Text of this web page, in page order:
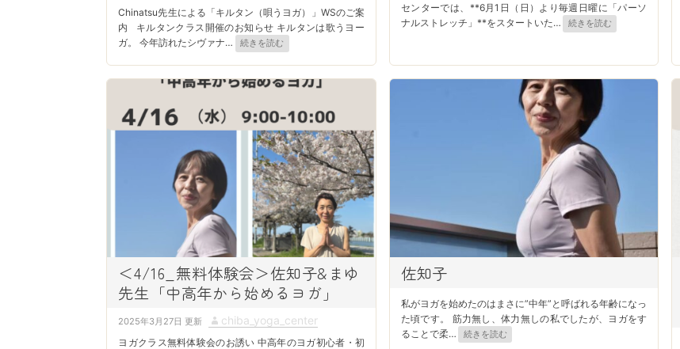
o
s
t
e
n
u
t
h
o
r
Chinatsu先生による「キルタン（唄うヨガ）」WSのご案
内 キルタンクラス開催のお知らせ キルタンは歌うヨー
ガ。 今年訪れたシヴァナ… 続きを読む
s
t
d
o
t
h
r
センターでは、**6月1日（日）より毎週日曜に「パーソ
ナルストレッチ」**をスタートいた… 続きを読む
＜4/16_無料体験会＞佐知子&まゆ
先生「中高年から始めるヨガ」
P
o
2025年3月27日
A
u
chiba_yoga_center
ヨガクラス無料体験会のお誘い 中高年のヨガ初心者・初
佐知子
私がヨガを始めたのはまさに”中年”と呼ばれる年齢になっ
た頃です。 筋力無し、体力無しの私でしたが、ヨガをす
ることで柔… 続きを読む